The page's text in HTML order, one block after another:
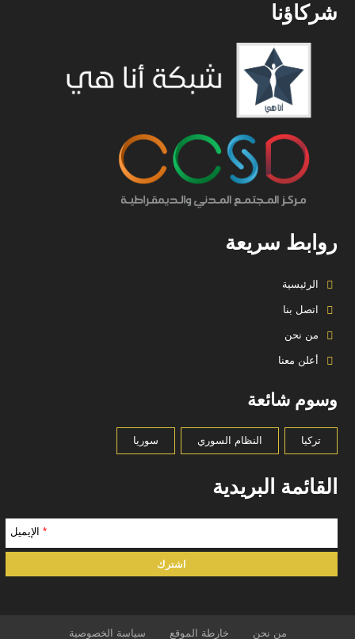
شركاؤنا
روابط سريعة
الرئيسية
اتصل بنا
من نحن
أعلن معنا
وسوم شائعة
تركيا النظام السوري سوريا
القائمة البريدية
* الإيميل
من نحن خارطة الموقع سياسة الخصوصية